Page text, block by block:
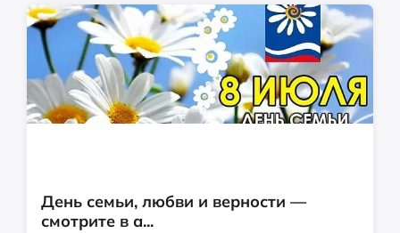
День семьи, любви и верности —
смотрите в а...